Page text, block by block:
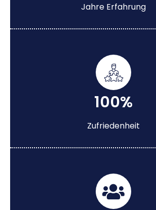
Jahre Erfahrung
100%
Zufriedenheit